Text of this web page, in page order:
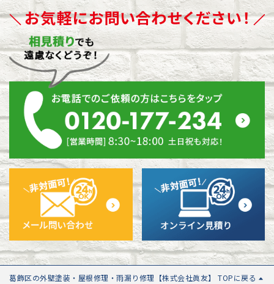
葛飾区の外壁塗装・屋根修理・雨漏り修理【株式会社眞友】 TOPに戻る